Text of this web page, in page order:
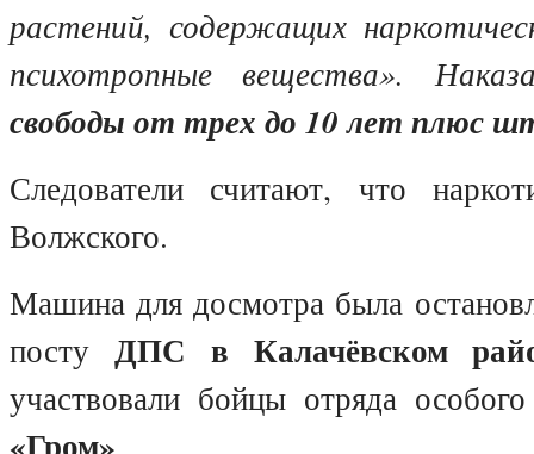
растений, содержащих
психотропные вещества».
свободы от трех до 10 лет плюс
Следователи считают, что
Волжского.
Машина для досмотра была
посту ДПС в Калачёвском
участвовали бойцы отряда
«Гром».